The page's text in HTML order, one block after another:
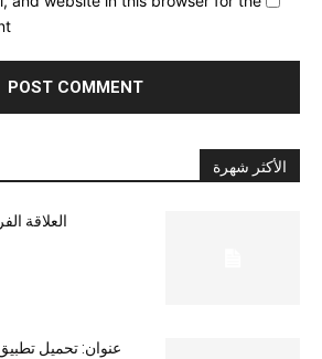
الأكثر شهرة
العلاقة